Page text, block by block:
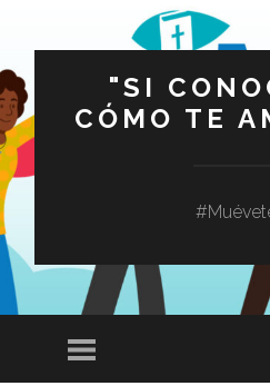
"SI
CÓMO TE
Menú